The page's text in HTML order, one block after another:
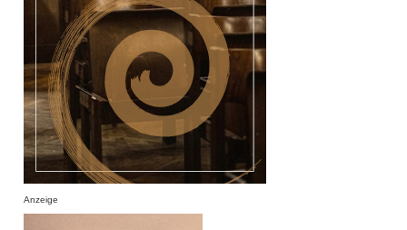
Anzeige